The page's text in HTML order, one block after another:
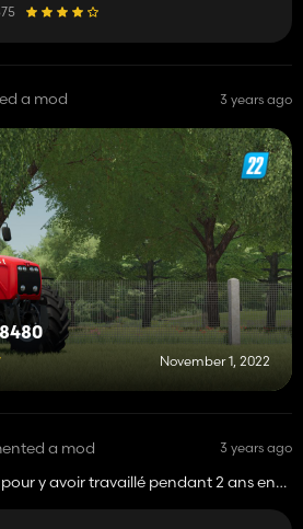
a mod 3 years ago
November 1, 2022
a mod 3 years ago
y avoir travaillé pendant 2 ans en